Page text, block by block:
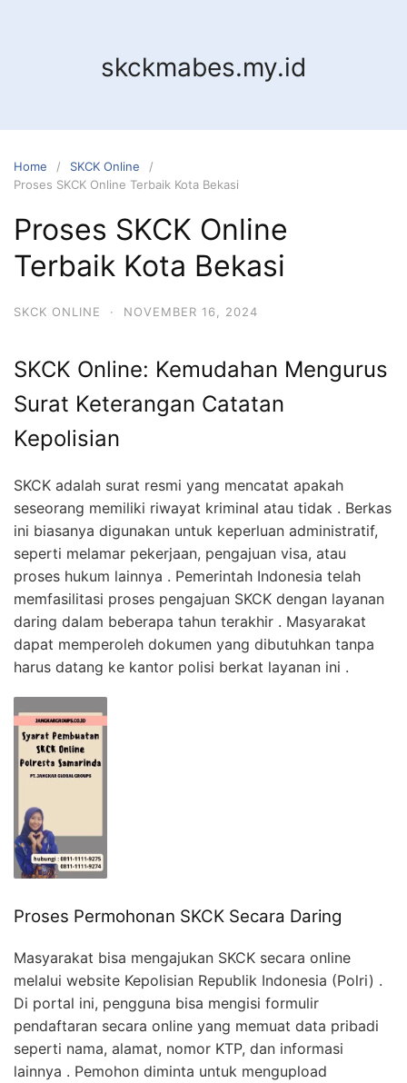
skckmabes.my.id
Home
SKCK Online
Proses SKCK Online Terbaik Kota Bekasi
Proses SKCK Online
Terbaik Kota Bekasi
SKCK ONLINE · NOVEMBER 16, 2024
SKCK Online: Kemudahan Mengurus
Surat Keterangan Catatan
Kepolisian
SKCK adalah surat resmi yang mencatat apakah
seseorang memiliki riwayat kriminal atau tidak . Berkas
ini biasanya digunakan untuk keperluan administratif,
seperti melamar pekerjaan, pengajuan visa, atau
proses hukum lainnya . Pemerintah Indonesia telah
memfasilitasi proses pengajuan SKCK dengan layanan
daring dalam beberapa tahun terakhir . Masyarakat
dapat memperoleh dokumen yang dibutuhkan tanpa
harus datang ke kantor polisi berkat layanan ini .
Proses Permohonan SKCK Secara Daring
Masyarakat bisa mengajukan SKCK secara online
melalui website Kepolisian Republik Indonesia (Polri) .
Di portal ini, pengguna bisa mengisi formulir
pendaftaran secara online yang memuat data pribadi
seperti nama, alamat, nomor KTP, dan informasi
lainnya . Pemohon diminta untuk mengupload